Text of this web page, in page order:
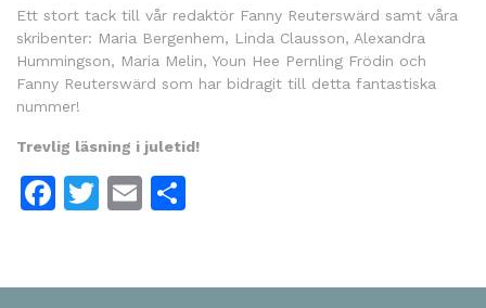
Ett stort tack till vår redaktör Fanny Reuterswärd samt våra
skribenter: Maria Bergenhem, Linda Clausson, Alexandra
Hummingson, Maria Melin, Youn Hee Pernling Frödin och
Fanny Reuterswärd som har bidragit till detta fantastiska
nummer!
Trevlig läsning i juletid!
Facebook
Twitter
Email